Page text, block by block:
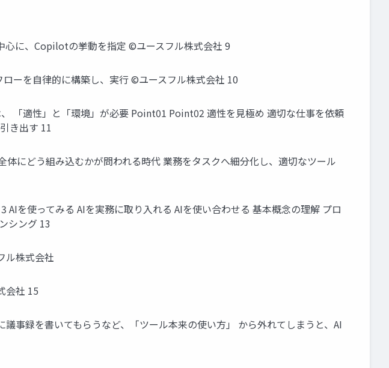
に、Copilotの挙動を指定 ©️ユースフル株式会社 9
ーを自律的に構築し、実行 ©️ユースフル株式会社 10
「適性」と「環境」が必要 Point01 Point02 適性を見極め 適切な仕事を依頼
き出す 11
にどう組み込むかが問われる時代 業務をタスクへ細分化し、適切なツール
を使ってみる AIを実務に取り入れる AIを使い合わせる 基本概念の理解 プロ
シング 13
ル株式会社
会社 15
事録を書いてもらうなど、「ツール本来の使い方」 から外れてしまうと、AI